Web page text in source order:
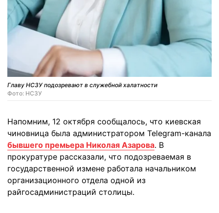
Главу НСЗУ подозревают в служебной халатности
Фото: НСЗУ
Напомним, 12 октября сообщалось, что киевская
чиновница была администратором Telegram-канала
бывшего премьера Николая Азарова. В
прокуратуре рассказали, что подозреваемая в
государственной измене работала начальником
организационного отдела одной из
райгосадминистраций столицы.